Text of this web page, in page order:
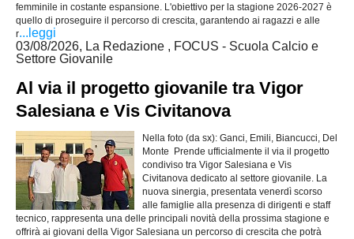
femminile in costante espansione. L'obiettivo per la stagione 2026-2027 è
quello di proseguire il percorso di crescita, garantendo ai ragazzi e alle
r...leggi
03/08/2026, La Redazione , FOCUS - Scuola Calcio e
Settore Giovanile
Al via il progetto giovanile tra Vigor
Salesiana e Vis Civitanova
Nella foto (da sx): Ganci, Emili, Biancucci, Del
Monte Prende ufficialmente il via il progetto
condiviso tra Vigor Salesiana e Vis
Civitanova dedicato al settore giovanile. La
nuova sinergia, presentata venerdì scorso
alle famiglie alla presenza di dirigenti e staff
tecnico, rappresenta una delle principali novità della prossima stagione e
offrirà ai giovani della Vigor Salesiana un percorso di crescita che potrà